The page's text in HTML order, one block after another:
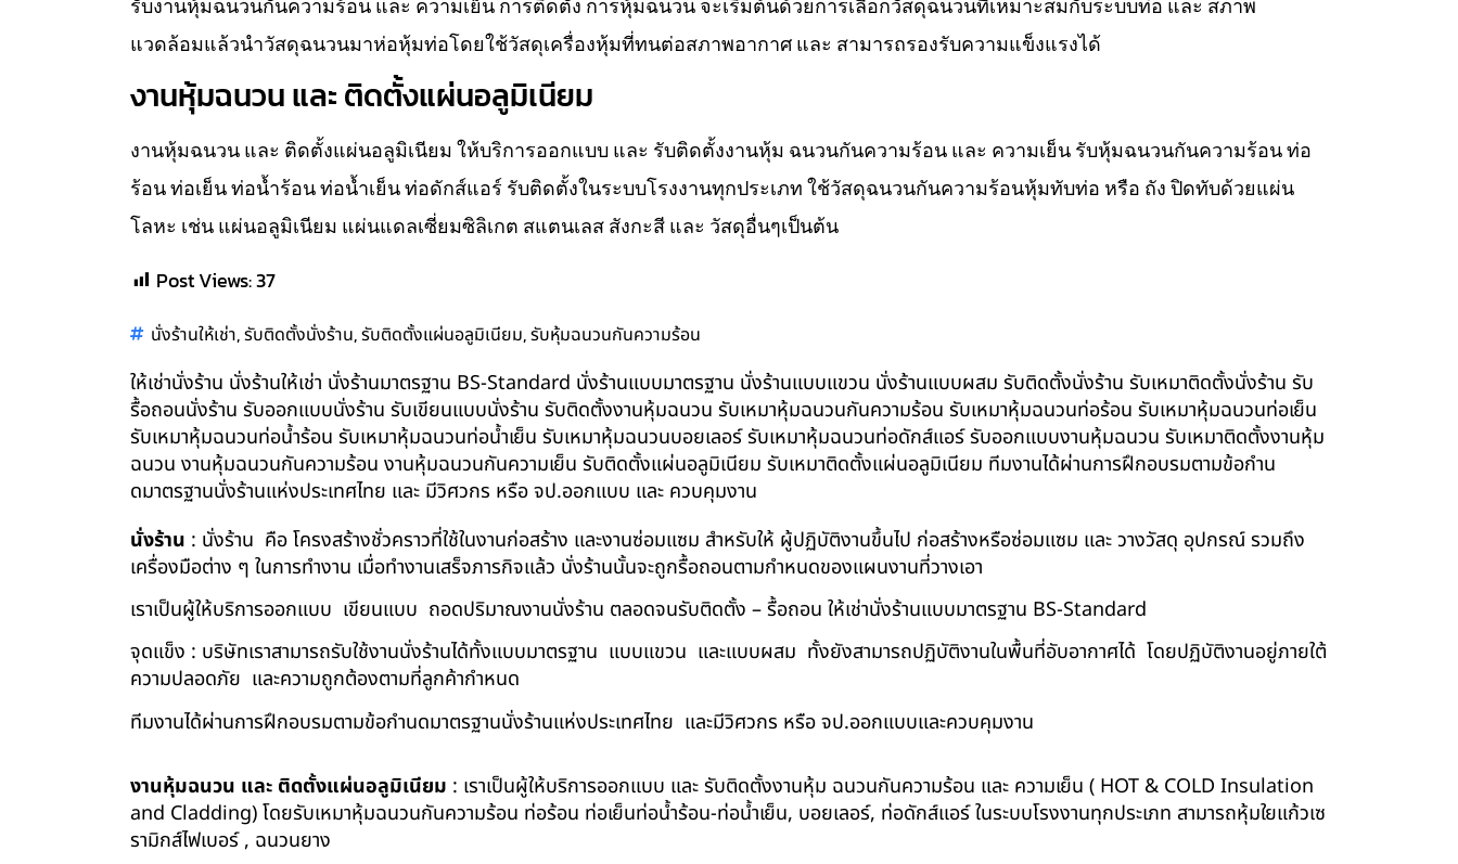
แวดล้อมแล้วนำวัสดุฉนวนมาห่อหุ้มท่อโดยใช้วัสดุเครื่องหุ้มที่ทนต่อสภาพอากาศ และ สามารถรองรับความแข็งแรงได้
งานหุ้มฉนวน และ ติดตั้งแผ่นอลูมิเนียม
งานหุ้มฉนวน และ ติดตั้งแผ่นอลูมิเนียม ให้บริการออกแบบ และ รับติดตั้งงานหุ้ม ฉนวนกันความร้อน และ ความเย็น รับหุ้มฉนวนกันความร้อน ท่อ
ร้อน ท่อเย็น ท่อน้ำร้อน ท่อน้ำเย็น ท่อดักส์แอร์ รับติดตั้งในระบบโรงงานทุกประเภท ใช้วัสดุฉนวนกันความร้อนหุ้มทับท่อ หรือ ถัง ปิดทับด้วยแผ่น
โลหะ เช่น แผ่นอลูมิเนียม แผ่นแดลเซี่ยมซิลิเกต สแตนเลส สังกะสี และ วัสดุอื่นๆเป็นต้น
Post Views:37
นั่งร้านให้เช่า,รับติดตั้งนั่งร้าน,รับติดตั้งแผ่นอลูมิเนียม,รับหุ้มฉนวนกันความร้อน
ให้เช่านั่งร้าน นั่งร้านให้เช่า นั่งร้านมาตรฐาน BS-Standard นั่งร้านแบบมาตรฐาน นั่งร้านแบบแขวน นั่งร้านแบบผสม รับติดตั้งนั่งร้าน รับเหมาติดตั้งนั่งร้าน รับ
รื้อถอนนั่งร้าน รับออกแบบนั่งร้าน รับเขียนแบบนั่งร้าน รับติดตั้งงานหุ้มฉนวน รับเหมาหุ้มฉนวนกันความร้อน รับเหมาหุ้มฉนวนท่อร้อน รับเหมาหุ้มฉนวนท่อเย็น
รับเหมาหุ้มฉนวนท่อน้ำร้อน รับเหมาหุ้มฉนวนท่อน้ำเย็น รับเหมาหุ้มฉนวนบอยเลอร์ รับเหมาหุ้มฉนวนท่อดักส์แอร์ รับออกแบบงานหุ้มฉนวน รับเหมาติดตั้งงานหุ้ม
ฉนวน งานหุ้มฉนวนกันความร้อน งานหุ้มฉนวนกันความเย็น รับติดตั้งแผ่นอลูมิเนียม รับเหมาติดตั้งแผ่นอลูมิเนียม ทีมงานได้ผ่านการฝึกอบรมตามข้อกำน
ดมาตรฐานนั่งร้านแห่งประเทศไทย และ มีวิศวกร หรือ จป.ออกแบบ และ ควบคุมงาน
นั่งร้าน : นั่งร้าน คือ โครงสร้างชั่วคราวที่ใช้ในงานก่อสร้าง และงานซ่อมแซม สำหรับให้ ผู้ปฏิบัติงานขึ้นไป ก่อสร้างหรือซ่อมแซม และ วางวัสดุ อุปกรณ์ รวมถึง
เครื่องมือต่าง ๆ ในการทำงาน เมื่อทำงานเสร็จภารกิจแล้ว นั่งร้านนั้นจะถูกรื้อถอนตามกำหนดของแผนงานที่วางเอา
เราเป็นผู้ให้บริการออกแบบ เขียนแบบ ถอดปริมาณงานนั่งร้าน ตลอดจนรับติดตั้ง – รื้อถอน ให้เช่านั่งร้านแบบมาตรฐาน BS-Standard
จุดแข็ง : บริษัทเราสามารถรับใช้งานนั่งร้านได้ทั้งแบบมาตรฐาน แบบแขวน และแบบผสม ทั้งยังสามารถปฏิบัติงานในพื้นที่อับอากาศได้ โดยปฏิบัติงานอยู่ภายใต้
ความปลอดภัย และความถูกต้องตามที่ลูกค้ากำหนด
ทีมงานได้ผ่านการฝึกอบรมตามข้อกำนดมาตรฐานนั่งร้านแห่งประเทศไทย และมีวิศวกร หรือ จป.ออกแบบและควบคุมงาน
งานหุ้มฉนวน และ ติดตั้งแผ่นอลูมิเนียม : เราเป็นผู้ให้บริการออกแบบ และ รับติดตั้งงานหุ้ม ฉนวนกันความร้อน และ ความเย็น ( HOT & COLD Insulation
and Cladding) โดยรับเหมาหุ้มฉนวนกันความร้อน ท่อร้อน ท่อเย็นท่อน้ำร้อน-ท่อน้ำเย็น, บอยเลอร์, ท่อดักส์แอร์ ในระบบโรงงานทุกประเภท สามารถหุ้มใยแก้วเซ
รามิกส์ไฟเบอร์ , ฉนวนยาง